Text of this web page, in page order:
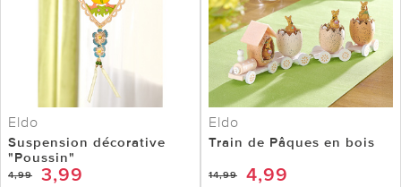
Eldo
Suspension décorative
"Poussin"
4,99 3,99
Eldo
Train de Pâques en bois
14,99 4,99